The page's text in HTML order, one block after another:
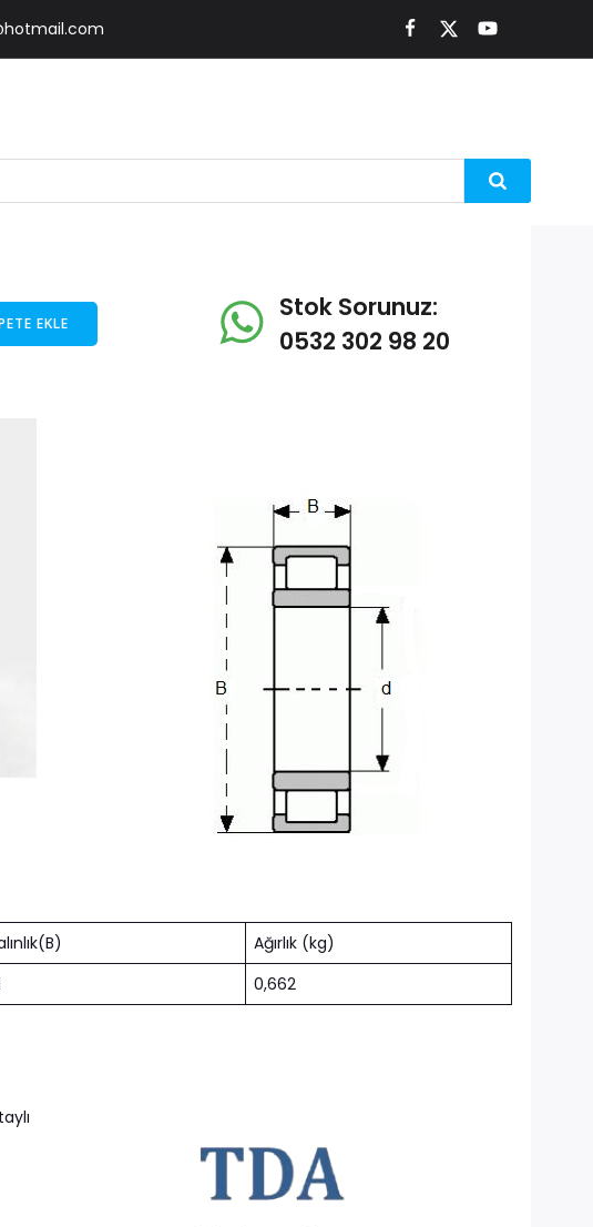
EKLE
Stok Sorunuz:
0532 302 98 20
Ağırlık (kg)
0,662